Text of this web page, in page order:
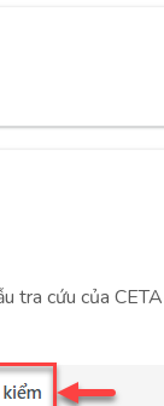
tra cứu của